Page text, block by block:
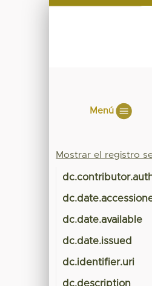
Menú
Mostrar el registro
dc.date.available
dc.date.issued
dc.identifier.uri
dc.description